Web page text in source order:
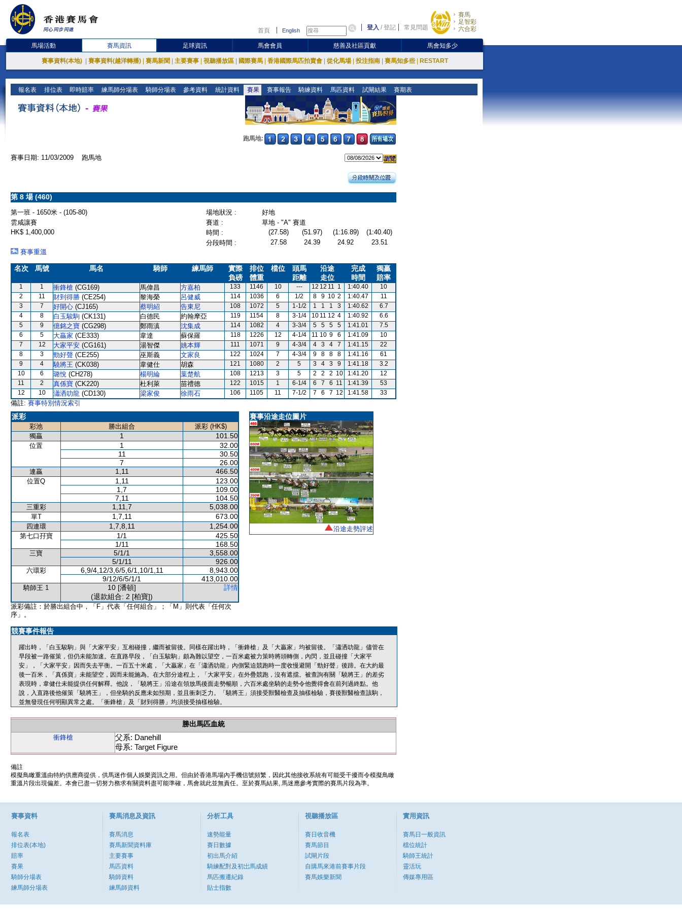
首頁 English 登入 /登記 常見問題
賽馬
足智彩
六合彩
馬場活動 賽馬資訊 足球資訊 馬會會員 慈善及社區貢獻 馬會知多少
賽事資料(本地) 賽事資料(越洋轉播) 賽馬新聞 主要賽事 視聽播放區 國際賽馬 香港國際馬匹拍賣會 從化馬場 投注指南 賽馬知多些 RESTART
報名表 排位表 即時賠率 練馬師分場表 騎師分場表 參考資料 統計資料 賽果 賽事報告 騎練資料 馬匹資料 試閘結果 賽期表
跑馬地:
賽事日期: 11/03/2009 跑馬地
第 8 場 (460)
第一班 - 1650米 - (105-80) 場地狀況 :
好地
雲咸讓賽
賽道 :
草地 - "A" 賽道
HK$ 1,400,000
時間 : (27.58) (51.97) (1:16.89)
(1:40.40)
分段時間 :
27.58 24.39 24.92
23.51
賽事重溫
名次 馬號 馬名 騎師 練馬師
實際
負磅
排位
體重
檔位
頭馬
距離
沿途
走位
完成
時間
獨贏
賠率
1 1 衝鋒槍 (CG169) 馬偉昌 方嘉柏 133 1146 10 --- 12 12 11 1 1:40.40
10
2
11 財到得勝 (CE254) 黎海榮 呂健威 114 1036 6 1/2 8 9 10 2 1:40.47
11
3
7 好開心 (CJ165) 蔡明紹 告東尼 108 1072 5 1-1/2 1 1 1 3 1:40.62
6.7
4
8 白玉駿駒 (CK131) 白德民 約翰摩亞 119 1154 8 3-1/4 10 11 12 4 1:40.92
6.6
5
9 億銘之寶 (CG298) 鄭雨滇 沈集成 114 1082 4 3-3/4 5 5 5 5 1:41.01
7.5
6
5 大贏家 (CE333) 韋達 蘇保羅 118 1226 12 4-1/4 11 10 9 6 1:41.09
10
7
12 大家平安 (CG161) 湯智傑 姚本輝 111 1071 9 4-3/4 4 3 4 7 1:41.15
22
8
3 勁好聲 (CE255) 巫斯義 文家良 122 1024 7 4-3/4 9 8 8 8 1:41.16
61
9
4 驍將王 (CK038) 韋健仕 胡森 121 1080 2 5 3 4 3 9 1:41.18
3.2
10
6 璐悅 (CH278) 楊明綸 葉楚航 108 1213 3 5 2 2 2 10 1:41.20
12
11
2 真係寶 (CK220) 杜利萊 苗禮德 122 1015 1 6-1/4 6 7 6 11 1:41.39
53
12
10 瀟洒叻龍 (CD130) 梁家俊 徐雨石 106 1105 11 7-1/2 7 6 7 12 1:41.58 33
備註: 賽事特別情況索引
派彩
彩池 勝出組合
派彩 (HK$)
獨贏
1 101.50
位置 1
32.00
11
30.50
7
26.00
連贏 1,11 466.50
位置Q 1,11
123.00
1,7
109.00
7,11
104.50
三重彩 1,11,7 5,038.00
單T 1,7,11 673.00
四連環 1,7,8,11 1,254.00
第七口孖寶 1/1
425.50
1/11
168.50
三寶 5/1/1
3,558.00
5/1/11
926.00
六環彩 6,9/4,12/3,6/5,6/1,10/1,11
8,943.00
9/12/6/5/1/1
413,010.00
騎師王 1
10 [潘頓]
(退款組合: 2 [柏寶])
詳情
派彩備註：於勝出組合中，「F」代表「任何組合」；「M」則代表「任何次
序」。
賽事沿途走位圖片
沿途走勢評述
競賽事件報告
躍出時，「白玉駿駒」與「大家平安」互相碰撞，繼而被留後。同樣在躍出時，「衝鋒槍」及「大贏家」均被留後。「瀟洒叻龍」儘管在
早段被一路催策，但仍未能加速。在直路早段，「白玉駿駒」頗為難以望空，一百米處被力策時將頭轉側，內閃，並且碰撞「大家平
安」，「大家平安」因而失去平衡。一百五十米處，「大贏家」在「瀟洒叻龍」內側緊迫競跑時一度收慢避開「勁好聲」後蹄。在大約最
後一百米，「真係寶」未能望空，因而未能施為。在大部分途程上，「大家平安」在外疊競跑，沒有遮擋。被查詢有關「驍將王」的差劣
表現時，韋健仕未能提供任何解釋。他說，「驍將王」沿途在領放馬後面走勢暢順，六百米處坐騎的走勢令他覺得會在前列過終點。他
說，入直路後他催策「驍將王」，但坐騎的反應未如預期，並且衝刺乏力。「驍將王」須接受獸醫檢查及抽樣檢驗，賽後獸醫檢查該駒，
並無發現任何明顯異常之處。「衝鋒槍」及「財到得勝」均須接受抽樣檢驗。
勝出馬匹血統
衝鋒槍
父系: Danehill
母系: Target Figure
備註
模擬鳥瞰重溫由特約供應商提供，供馬迷作個人娛樂資訊之用。但由於香港馬場內手機信號頻繁，因此其他接收系統有可能受干擾而令模擬鳥瞰
重溫片段出現偏差。本會已盡一切努力務求有關資料盡可能準確，馬會就此並無責任。至於賽馬結果, 馬迷應參考實際的賽馬片段為準。
賽事資料
報名表
排位表(本地)
賠率
賽果
騎師分場表
練馬師分場表
賽馬消息及資訊
賽馬消息
賽馬新聞資料庫
主要賽事
馬匹資料
騎師資料
練馬師資料
分析工具
速勢能量
賽日數據
初出馬介紹
騎練配對及初岀馬成績
馬匹搬遷紀錄
貼士指數
視聽播放區
賽日收音機
賽馬節目
試閘片段
自購馬來港前賽事片段
賽馬娛樂新聞
實用資訊
賽馬日一般資訊
檔位統計
騎師王統計
靈活玩
傳媒專用區